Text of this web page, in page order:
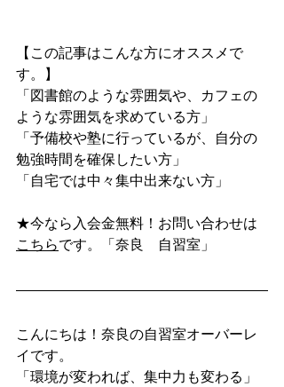
【この記事はこんな方にオススメで
す。】
「図書館のような雰囲気や、カフェの
ような雰囲気を求めている方」
「予備校や塾に行っているが、自分の
勉強時間を確保したい方」
「自宅では中々集中出来ない方」
★今なら入会金無料！お問い合わせは
こちらです。「奈良　自習室」
こんにちは！奈良の自習室オーバーレ
イです。
「環境が変われば、集中力も変わる」